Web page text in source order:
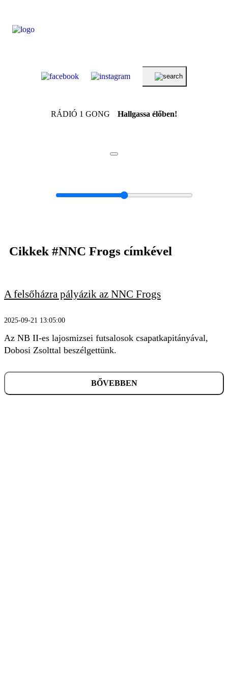
KERESÉS
RÁDIÓ 1 GONG Hallgassa élőben!
Cikkek #NNC Frogs címkével
A felsőházra pályázik az NNC Frogs
2025-09-21 13:05:00
Az NB II-es lajosmizsei futsalosok csapatkapitányával,
Dobosi Zsolttal beszélgettünk.
BŐVEBBEN